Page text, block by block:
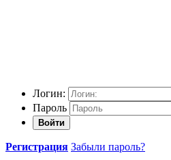
Логин:
Пароль
Войти
Регистрация Забыли пароль?